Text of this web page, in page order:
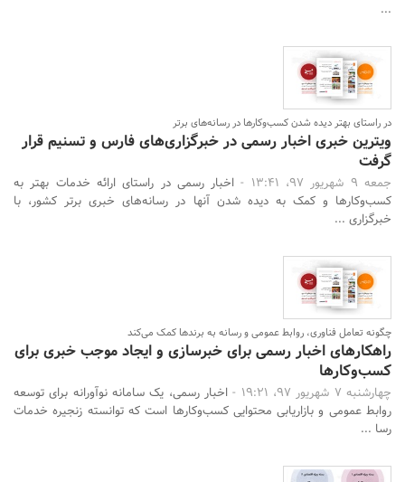
...
در راستای بهتر دیده شدن کسب‌وکارها در رسانه‌های برتر
ویترین خبری اخبار رسمی در خبرگزاری‌های فارس و تسنیم قرار
گرفت
جمعه 9 شهریور 97، 13:41 -
اخبار رسمی در راستای ارائه خدمات بهتر به
کسب‌وکارها و کمک به دیده شدن آنها در رسانه‌های خبری برتر کشور، با
خبرگزاری ...
چگونه تعامل فناوری، روابط عمومی و رسانه به برندها کمک می‌کند
راهکارهای اخبار رسمی برای خبرسازی و ایجاد موجب خبری برای
کسب‌و‌کارها
چهارشنبه 7 شهریور 97، 19:21 -
اخبار رسمی، یک سامانه نوآورانه برای توسعه
روابط عمومی و بازاریابی محتوایی کسب‌وکارها است که توانسته زنجیره خدمات
رسا ...